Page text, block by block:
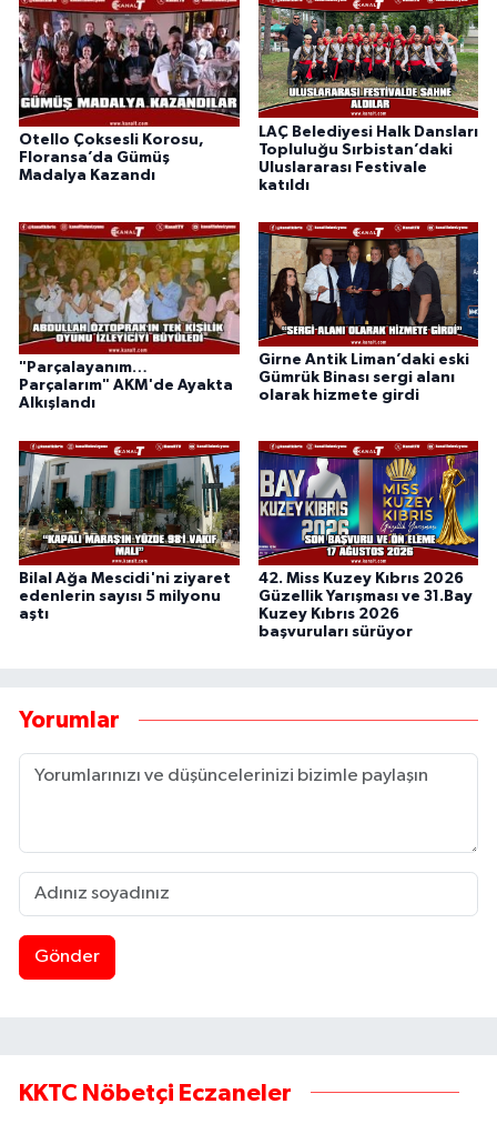
Otello Çoksesli Korosu,
Floransa’da Gümüş
Madalya Kazandı
LAÇ Belediyesi Halk Dansları
Topluluğu Sırbistan’daki
Uluslararası Festivale
katıldı
"Parçalayanım…
Parçalarım" AKM'de Ayakta
Alkışlandı
Girne Antik Liman’daki eski
Gümrük Binası sergi alanı
olarak hizmete girdi
Bilal Ağa Mescidi'ni ziyaret
edenlerin sayısı 5 milyonu
aştı
42. Miss Kuzey Kıbrıs 2026
Güzellik Yarışması ve 31.Bay
Kuzey Kıbrıs 2026
başvuruları sürüyor
Yorumlar
Gönder
KKTC Nöbetçi Eczaneler